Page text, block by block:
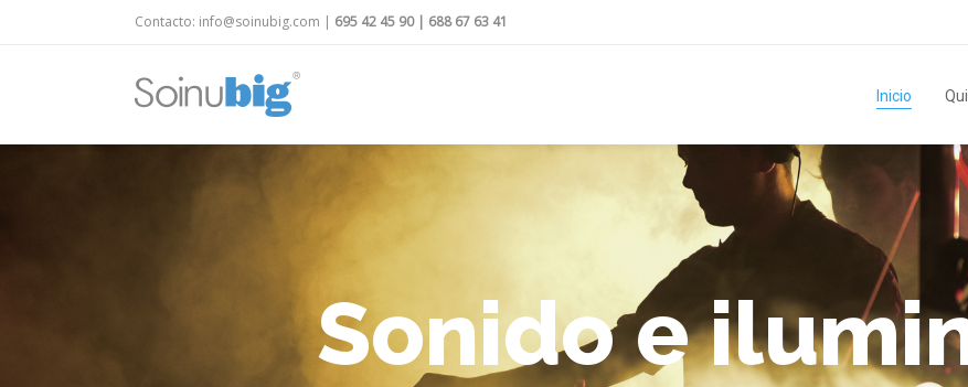
Contacto: info@soinubig.com | 695 42 45 90| 688 67 63 41
Inicio
Sonido e